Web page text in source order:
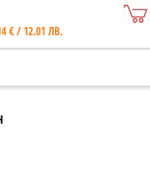
€ / 12.01 ЛВ.